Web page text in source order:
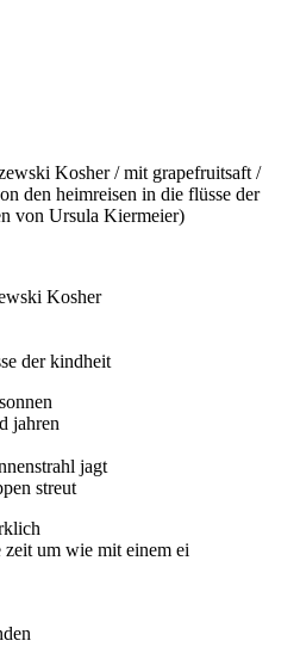
Kosher / mit grapefruitsaft /
den heimreisen in die flüsse der
von Ursula Kiermeier)
Kosher
der kindheit
jahren
jagt
streut
um wie mit einem ei